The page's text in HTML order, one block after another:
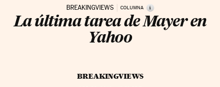
BREAKINGVIEWS COLUMNA i
La última tarea de Mayer en
Yahoo
BREAKINGVIEWS